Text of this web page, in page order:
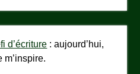
d’écriture : aujourd’hui,
m’inspire.